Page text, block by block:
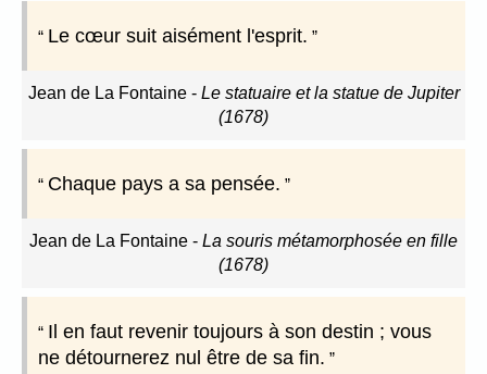
Le cœur suit aisément l'esprit.
Jean de La Fontaine- Le statuaire et la statue de Jupiter
(1678)
Chaque pays a sa pensée.
Jean de La Fontaine - La souris métamorphosée en fille
(1678)
Il en faut revenir toujours à son destin ; vous
ne détournerez nul être de sa fin.